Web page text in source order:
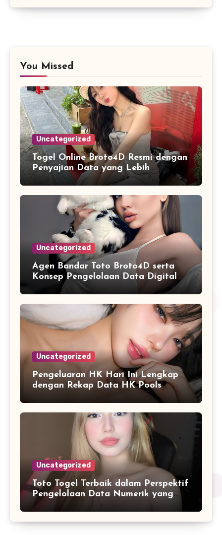
You Missed
Uncategorized
Togel Online Broto4D Resmi dengan
Penyajian Data yang Lebih
Sistematis
Uncategorized
Agen Bandar Toto Broto4D serta
Konsep Pengelolaan Data Digital
yang Lebih Terstruktur
Uncategorized
Pengeluaran HK Hari Ini Lengkap
dengan Rekap Data HK Pools
Uncategorized
Toto Togel Terbaik dalam Perspektif
Pengelolaan Data Numerik yang